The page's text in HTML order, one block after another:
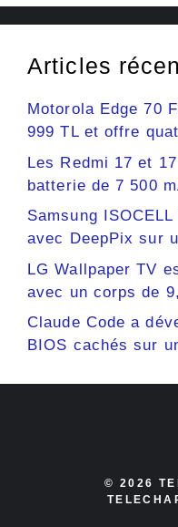
Articles
Motorola Edge 70
999 TL et offre
Les Redmi 17 et
batterie de 7 500
Samsung
avec DeepPix sur
LG Wallpaper TV
avec un corps de
Claude Code a
BIOS cachés sur
© 2026